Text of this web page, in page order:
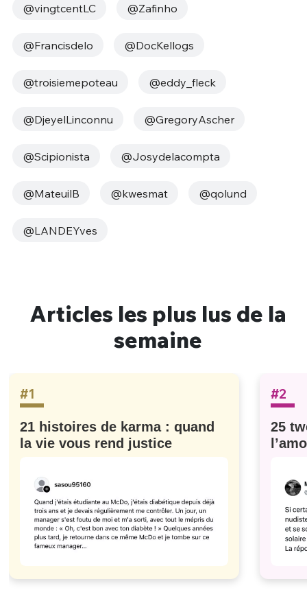
@vingtcentLC @Zafinho
@Francisdelo @DocKellogs
@troisiemepoteau @eddy_fleck
@DjeyelLinconnu @GregoryAscher
@Scipionista @Josydelacompta
@MateuilB @kwesmat @qolund
@LANDEYves
Articles les plus lus de la
semaine
#1
21 histoires de karma : quand
la vie vous rend justice
#2
25